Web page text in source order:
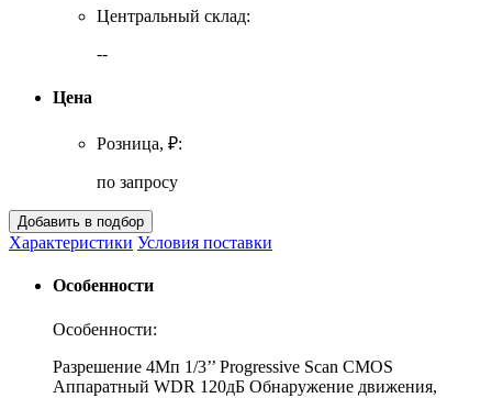
Центральный склад:
--
Цена
Розница, ₽:
по запросу
Характеристики Условия поставки
Особенности
Особенности:
Разрешение 4Мп 1/3’’ Progressive Scan CMOS
Аппаратный WDR 120дБ Обнаружение движения,